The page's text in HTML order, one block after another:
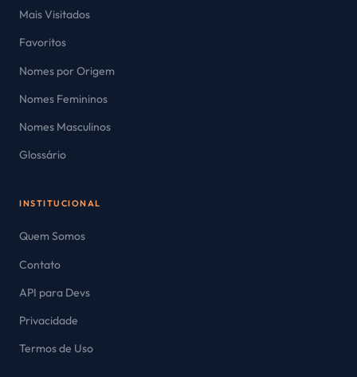
Mais Visitados
Favoritos
Nomes por Origem
Nomes Femininos
Nomes Masculinos
Glossário
INSTITUCIONAL
Quem Somos
Contato
API para Devs
Privacidade
Termos de Uso